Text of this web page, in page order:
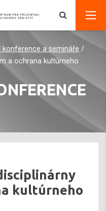
konference a semináře /
a ochrana kultúrneho
kultúrneho